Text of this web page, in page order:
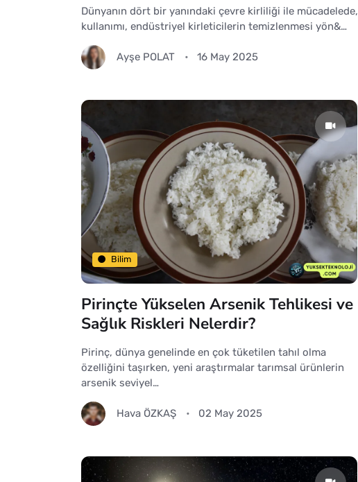
Dünyanın dört bir yanındaki çevre kirliliği ile mücadelede,
kullanımı, endüstriyel kirleticilerin temizlenmesi yön&…
Ayşe POLAT 16 May 2025
Bilim
Pirinçte Yükselen Arsenik Tehlikesi ve
Sağlık Riskleri Nelerdir?
Pirinç, dünya genelinde en çok tüketilen tahıl olma
özelliğini taşırken, yeni araştırmalar tarımsal ürünlerin
arsenik seviyel…
Hava ÖZKAŞ 02 May 2025